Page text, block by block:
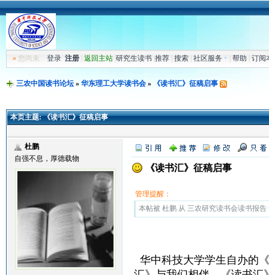
»您尚未 登录 注册| 返回主站| 研究生读书| 推荐| 搜索| 社区服务 帮助 订阅
三农中国读书论坛» 华东理工大学读书会» 《读书汇》征稿启事
本页主题:《读书汇》征稿启事
杜鹏
自强不息，厚德载物
《读书汇》征稿启事
管理提醒：
本帖被 杜鹏 从 三农研究读书会读书报
华中科技大学学生自办的